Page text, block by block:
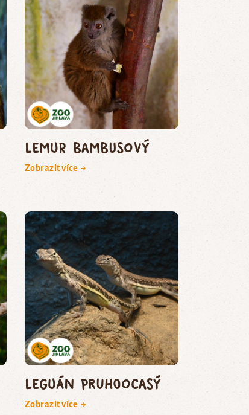
lemur bambusový
Zobrazit více →
leguán pruhoocasý
Zobrazit více →